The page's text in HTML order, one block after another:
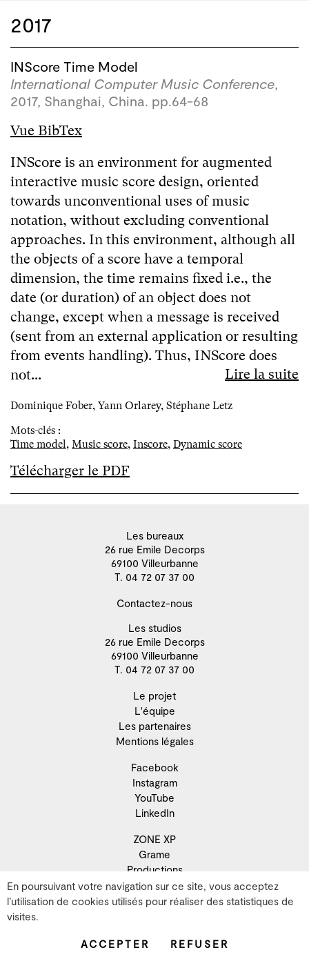
En poursuivant votre navigation sur ce site, vous acceptez
l’utilisation de cookies utilisés pour réaliser des statistiques de
visites.
ACCEPTER REFUSER
2017
INScore Time Model
International Computer Music Conference,
2017, Shanghai, China. pp.64-68
Vue BibTex
INScore is an environment for augmented
interactive music score design, oriented
towards unconventional uses of music
notation, without excluding conventional
approaches. In this environment, although all
the objects of a score have a temporal
dimension, the time remains fixed i.e., the
date (or duration) of an object does not
change, except when a message is received
(sent from an external application or resulting
from events handling). Thus, INScore does
not...
Lire la suite
Dominique Fober, Yann Orlarey, Stéphane Letz
Mots-clés :
Time model, Music score, Inscore, Dynamic score
Télécharger le PDF
Les bureaux
26 rue Emile Decorps
69100 Villeurbanne
T. 04 72 07 37 00
Contactez-nous
Les studios
26 rue Emile Decorps
69100 Villeurbanne
T. 04 72 07 37 00
Le projet
L'équipe
Les partenaires
Mentions légales
Facebook
Instagram
YouTube
LinkedIn
ZONE XP
Grame
Productions
Résidence
Recherche
Archives